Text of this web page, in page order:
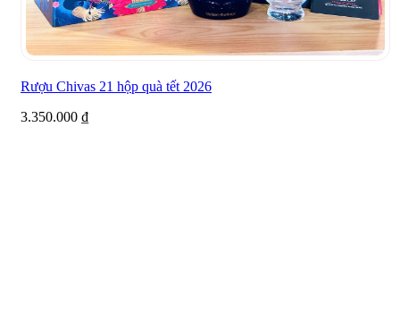
Rượu Chivas 21 hộp quà tết 2026
3.350.000 ₫